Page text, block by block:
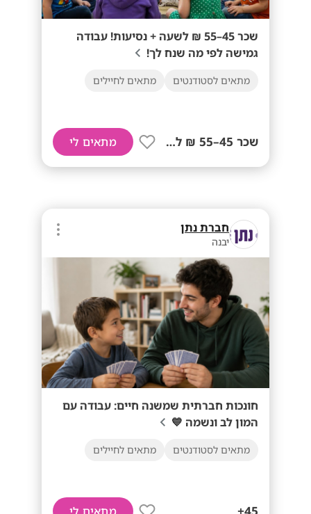
שכר 45–55 ₪ לשעה + נסיעות! עבודה
גמישה לפי מה שנח לך!
מתאים לסטודנטים מתאים לחיילים
שכר 45–55 ₪ לשעה+ נסיעות! מתאים לי
חברת נתן
יבנה
חונכות חברתית שמשנה חיים: עבודה עם
המון לב ונשמה 💙
מתאים לסטודנטים מתאים לחיילים